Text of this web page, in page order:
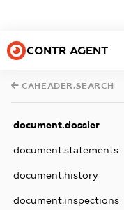
CONTR AGENT
CAHEADER.SEARCH
document.dossier
document.statements
document.history
document.inspections